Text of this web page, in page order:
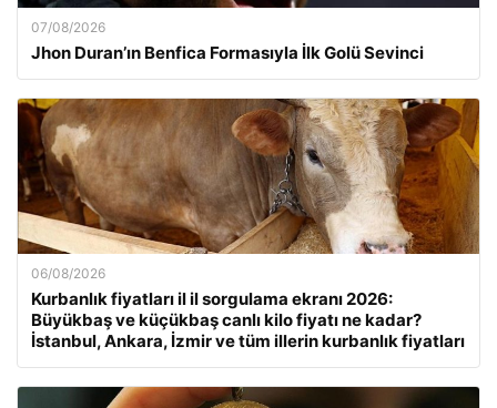
07/08/2026
Jhon Duran’ın Benfica Formasıyla İlk Golü Sevinci
06/08/2026
Kurbanlık fiyatları il il sorgulama ekranı 2026:
Büyükbaş ve küçükbaş canlı kilo fiyatı ne kadar?
İstanbul, Ankara, İzmir ve tüm illerin kurbanlık fiyatları